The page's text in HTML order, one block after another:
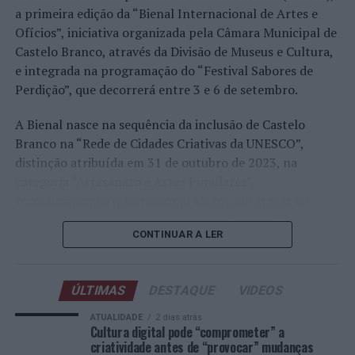
Faria, Henrique Rocha, Frederico Ferreira Silva, Tiago
Pereira e Tiago Torres integraram o quadro principal,
beneficiando, de igual modo, da reorganização dos wild
cards após as entradas diretas de alguns jogadores.
Entre os portugueses, Tiago Torres e Jaime Faria
protagonizaram as melhores campanhas da edição,
ambos alcançando os quartos de final. Torres assinou
um dos resultados mais marcantes do torneio ao
neerlandês Botic van de Zandschulp, alcançando
também os quartos de final, onde acabou eliminado pelo
italiano Luciano Darderi, num encontro decidido em três
a primeira edição da “Bienal Internacional de Artes e
Ofícios”, iniciativa organizada pela Câmara Municipal de
Castelo Branco, através da Divisão de Museus e Cultura,
e integrada na programação do “Festival Sabores de
Perdição”, que decorrerá entre 3 e 6 de setembro.
A Bienal nasce na sequência da inclusão de Castelo
Branco na “Rede de Cidades Criativas da UNESCO”,
distinção atribuída em 31 de outubro de 2023, na
“valor patrimonial, artístico e identitário” do “Bordado
de Castelo Branco”, uma das manifestações mais
da identidade albicastrense.
Ao longo de dois dias, especialistas nacionais e
internacionais, investigadores, artesãos, representantes
institucionais, organismos públicos, instituições de
CONTINUAR A LER
ÚLTIMAS
ATUALIDADE 2 dias atrás
Cultura digital pode “comprometer” a
criatividade antes de “provocar” mudanças